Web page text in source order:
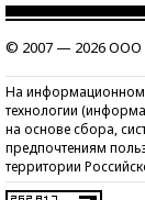
© 2007 — 2026 ООО
На информационном
технологии
на основе сбора,
предпочтениям
территории